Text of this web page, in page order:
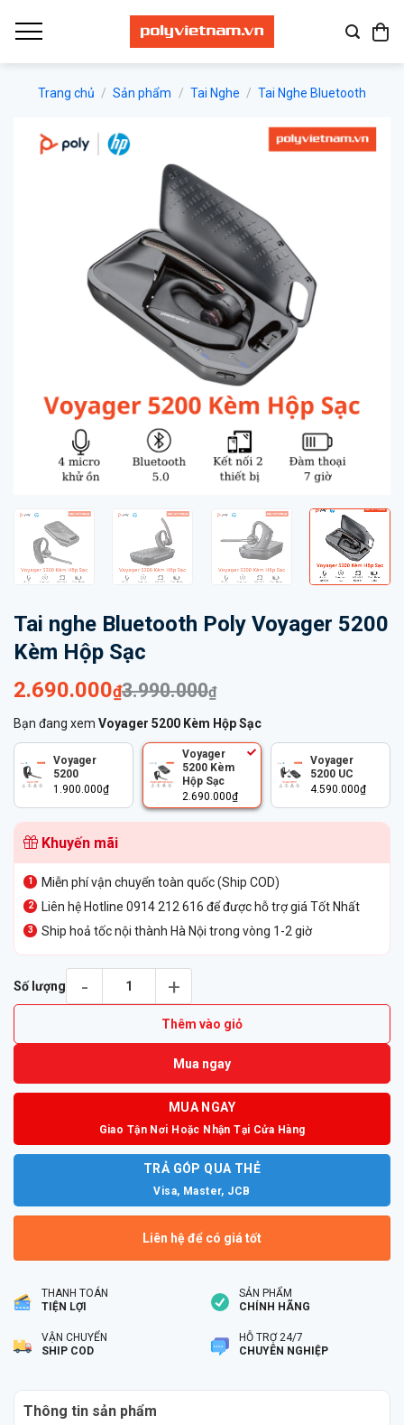
qua
Trang chủ / Sản phẩm / Tai Nghe / Tai Nghe Bluetooth
Tai nghe Bluetooth Poly Voyager 5200
Kèm Hộp Sạc
3.990.000₫
Giá
gốc
là:
3.990.000₫.
2.690.000₫
Giá
hiện
tại
là:
2.690.000₫.
Bạn đang xem Voyager 5200 Kèm Hộp Sạc
Voyager
5200
1.900.000₫
Voyager
5200 Kèm
Hộp Sạc
2.690.000₫
Voyager
5200 UC
4.590.000₫
Khuyến mãi
Miễn phí vận chuyển toàn quốc (Ship COD)
Liên hệ Hotline 0914 212 616 để được hỗ trợ giá Tốt Nhất
Ship hoả tốc nội thành Hà Nội trong vòng 1-2 giờ
Số lượng
Thêm vào giỏ
Mua ngay
MUA NGAY
Giao Tận Nơi Hoặc Nhận Tại Cửa Hàng
TRẢ GÓP QUA THẺ
Visa, Master, JCB
Liên hệ để có giá tốt
THANH TOÁN
TIỆN LỢI
SẢN PHẨM
CHÍNH HÃNG
VẬN CHUYỂN
SHIP COD
HỖ TRỢ 24/7
CHUYÊN NGHIỆP
Thông tin sản phẩm